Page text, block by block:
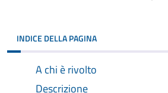
INDICE DELLA PAGINA
A chi è rivolto
Descrizione